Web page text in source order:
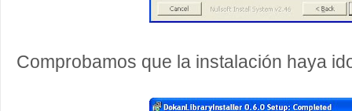
Comprobamos que la instalación haya